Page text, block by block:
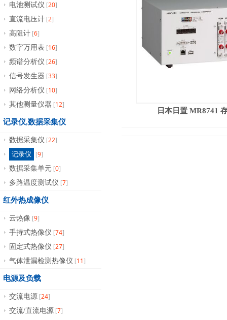
电池测试仪 [20]
直流电压计 [2]
高阻计 [6]
数字万用表 [16]
频谱分析仪 [26]
信号发生器 [33]
网络分析仪 [10]
其他测量仪器 [12]
记录仪,数据采集仪
数据采集仪 [22]
记录仪 [9]
数据采集单元 [0]
多路温度测试仪 [7]
红外热成像仪
云热像 [9]
手持式热像仪 [74]
固定式热像仪 [27]
气体泄漏检测热像仪 [11]
电源及负载
交流电源 [24]
交流/直流电源 [7]
日本日置 MR8741